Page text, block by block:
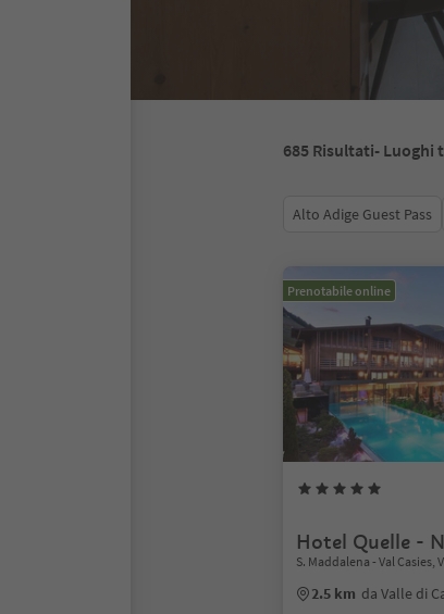
685 Risultati- Luoghi
Alto Adige Guest Pass
Prenotabile online
Hotel Quelle -
S. Maddalena - Val Casies,
2.5 km da Valle di